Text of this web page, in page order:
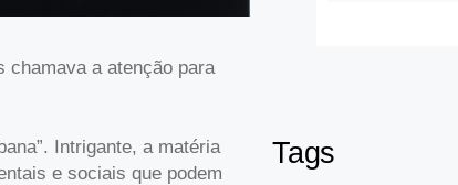
chamava a atenção para
Intrigante, a matéria
e sociais que podem
Tags